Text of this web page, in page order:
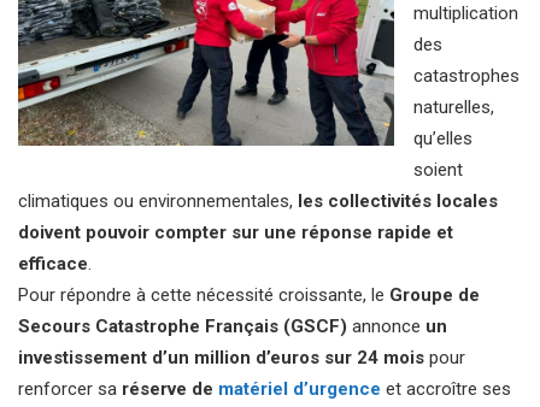
multiplication
des
catastrophes
naturelles,
qu’elles
soient
climatiques ou environnementales, les collectivités locales
doivent pouvoir compter sur une réponse rapide et
efficace.
Pour répondre à cette nécessité croissante, le Groupe de
Secours Catastrophe Français (GSCF) annonce un
investissement d’un million d’euros sur 24 mois pour
renforcer sa réserve de matériel d’urgence et accroître ses